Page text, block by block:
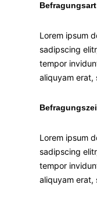
Befragungsart
Lorem ipsum
sadipscing
tempor
aliquyam erat,
Lorem ipsum
sadipscing
tempor
aliquyam erat,